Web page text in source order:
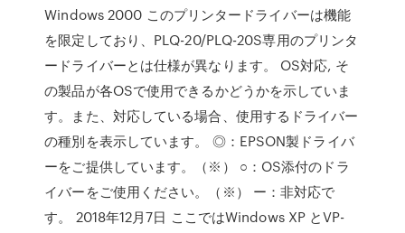
Windows 2000 このプリンタードライバーは機能
を限定しており、PLQ-20/PLQ-20S専用のプリンタ
ードライバーとは仕様が異なります。 OS対応, そ
の製品が各OSで使用できるかどうかを示していま
す。また、対応している場合、使用するドライバー
の種別を表示しています。 ◎：EPSON製ドライバ
ーをご提供しています。（※） ○：OS添付のドラ
イバーをご使用ください。（※） ー：非対応で
す。 2018年12月7日 ここではWindows XP とVP-